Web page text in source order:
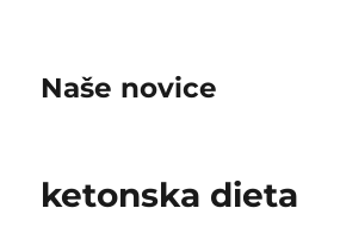
Naše novice
ketonska dieta